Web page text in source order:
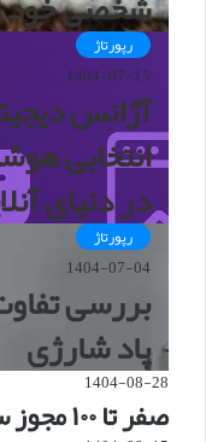
رپورتاژ
1404-07-15
آژانس
انتخابی
در دنیای
رپورتاژ
1404-07-04
بررسی
پاد شارژی
1404-08-28
صفر تا ۱۰۰ مجوز سالن آرایشی در مشهد